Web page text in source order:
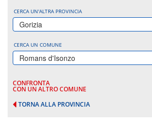
CERCA UN'ALTRA PROVINCIA
Gorizia
CERCA UN COMUNE
Romans d'Isonzo
CONFRONTA
CON UN ALTRO COMUNE
TORNA ALLA PROVINCIA